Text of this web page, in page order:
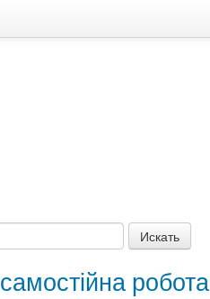
самостійна робота